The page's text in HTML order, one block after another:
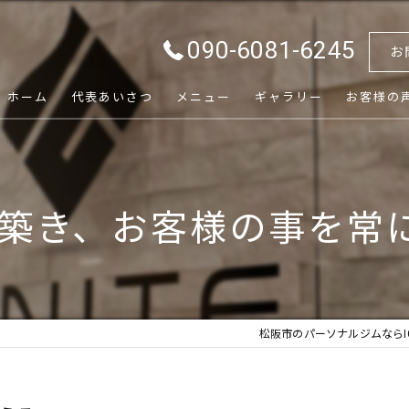
090-6081-6245 お
ホーム 代表あいさつ メニュー ギャラリー お客様の
き、お客様の事を常
松阪市のパーソナルジムなら